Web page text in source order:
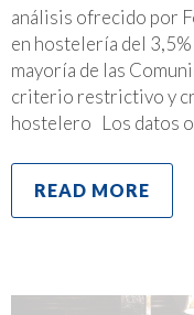
análisis ofrecido por
en hostelería del
mayoría de las
criterio restrictivo y
hostelero Los datos
READ MORE